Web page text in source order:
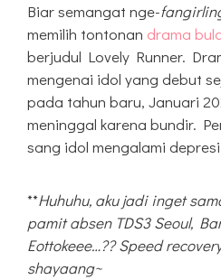
Biar semangat nge-
memilih tontonan drama
berjudul Lovely Runner.
mengenai idol yang debut
pada tahun baru, Januari
meninggal karena bundir.
sang idol mengalami
**Huhuhu, aku jadi inget
pamit absen TDS3 Seoul,
Eottokeee…?? Speed
shayaang~